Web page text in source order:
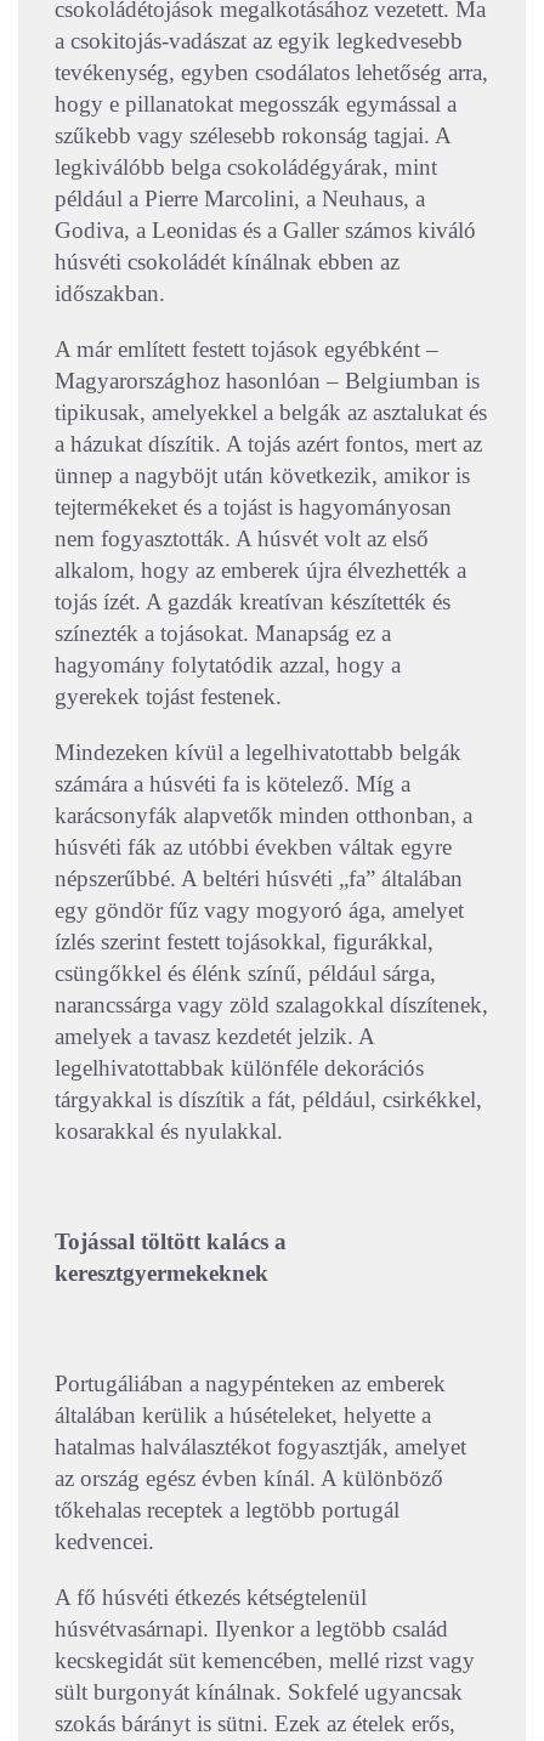
csokoládétojások megalkotásához vezetett. Ma
a csokitojás-vadászat az egyik legkedvesebb
tevékenység, egyben csodálatos lehetőség arra,
hogy e pillanatokat megosszák egymással a
szűkebb vagy szélesebb rokonság tagjai. A
legkiválóbb belga csokoládégyárak, mint
például a Pierre Marcolini, a Neuhaus, a
Godiva, a Leonidas és a Galler számos kiváló
húsvéti csokoládét kínálnak ebben az
időszakban.
A már említett festett tojások egyébként –
Magyarországhoz hasonlóan – Belgiumban is
tipikusak, amelyekkel a belgák az asztalukat és
a házukat díszítik. A tojás azért fontos, mert az
ünnep a nagyböjt után következik, amikor is
tejtermékeket és a tojást is hagyományosan
nem fogyasztották. A húsvét volt az első
alkalom, hogy az emberek újra élvezhették a
tojás ízét. A gazdák kreatívan készítették és
színezték a tojásokat. Manapság ez a
hagyomány folytatódik azzal, hogy a
gyerekek tojást festenek.
Mindezeken kívül a legelhivatottabb belgák
számára a húsvéti fa is kötelező. Míg a
karácsonyfák alapvetők minden otthonban, a
húsvéti fák az utóbbi években váltak egyre
népszerűbbé. A beltéri húsvéti „fa” általában
egy göndör fűz vagy mogyoró ága, amelyet
ízlés szerint festett tojásokkal, figurákkal,
csüngőkkel és élénk színű, például sárga,
narancssárga vagy zöld szalagokkal díszítenek,
amelyek a tavasz kezdetét jelzik. A
legelhivatottabbak különféle dekorációs
tárgyakkal is díszítik a fát, például, csirkékkel,
kosarakkal és nyulakkal.
Tojással töltött kalács a
keresztgyermekeknek
Portugáliában a nagypénteken az emberek
általában kerülik a húsételeket, helyette a
hatalmas halválasztékot fogyasztják, amelyet
az ország egész évben kínál. A különböző
tőkehalas receptek a legtöbb portugál
kedvencei.
A fő húsvéti étkezés kétségtelenül
húsvétvasárnapi. Ilyenkor a legtöbb család
kecskegidát süt kemencében, mellé rizst vagy
sült burgonyát kínálnak. Sokfelé ugyancsak
szokás bárányt is sütni. Ezek az ételek erős,